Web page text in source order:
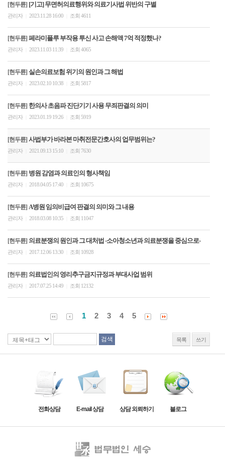
[현두륜] [기고] 무면허의료행위와 의료기사법 위반의 구별
관리자 2023.11.28 16:00 조회 4611
[현두륜] 페라미플루 부작용 투신 사고 손해액 7억 적정했나?
관리자 2023.11.03 11:39 조회 4065
[현두륜] 실손의료보험 위기의 원인과 그 해법
관리자 2023.02.10 10:38 조회 5817
[현두륜] 한의사 초음파 진단기기 사용 무죄판결의 의미
관리자 2023.01.19 19:26 조회 5919
[현두륜] 사법부가 바라본 마취전문간호사의 업무범위는?
관리자 2021.09.13 15:10 조회 7630
[현두륜] 병원 감염과 의료인의 형사책임
관리자 2018.04.05 17:40 조회 10675
[현두륜] A병원 임의비급여 판결의 의미와 그 내용
관리자 2018.03.08 10:35 조회 11047
[현두륜] 의료분쟁의 원인과 그 대처법 -소아청소년과 의료분쟁을 중심으로-
관리자 2017.12.06 13:30 조회 10928
[현두륜] 의료법인의 영리추구금지규정과 부대사업 범위
관리자 2017.07.25 14:49 조회 12132
1 2 3 4 5
목록 쓰기
전화상담 E-mail 상담 상담 외뢰하기 블로그